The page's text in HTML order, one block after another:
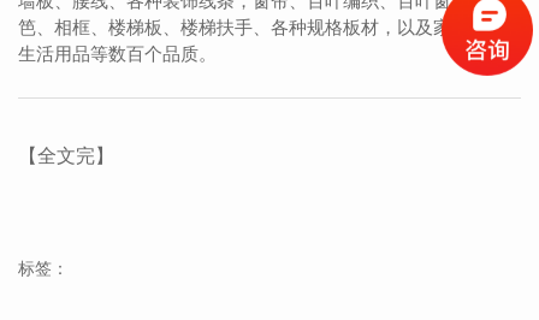
笆、相框、楼梯板、楼梯扶手、各种规格板材，以及家庭日常
生活用品等数百个品质。
【全文完】
标签：